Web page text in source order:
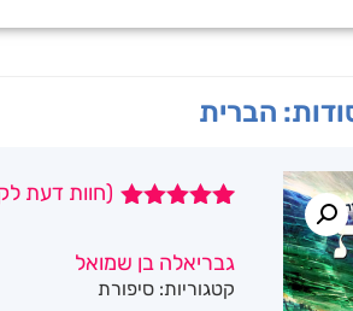
הברית
מבוסס על
דירוגים של
(חוות דעת
גבריאלה בן שמואל
קטגוריות: סיפורת